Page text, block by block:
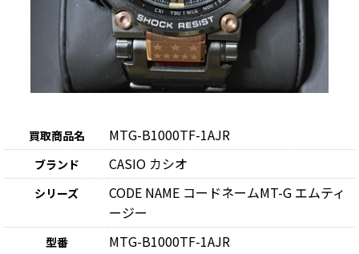
買取商品名 MTG-B1000TF-1AJR
ブランド CASIO カシオ
シリーズ
CODE NAME コードネームMT-G エムティ
ージー
型番 MTG-B1000TF-1AJR